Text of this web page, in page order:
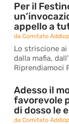
Per il
appello a
daComitato
Lo striscione ai
dalla mafia,
Riprendiamoci
Adesso il
favorevole
di dosso le
daComitato